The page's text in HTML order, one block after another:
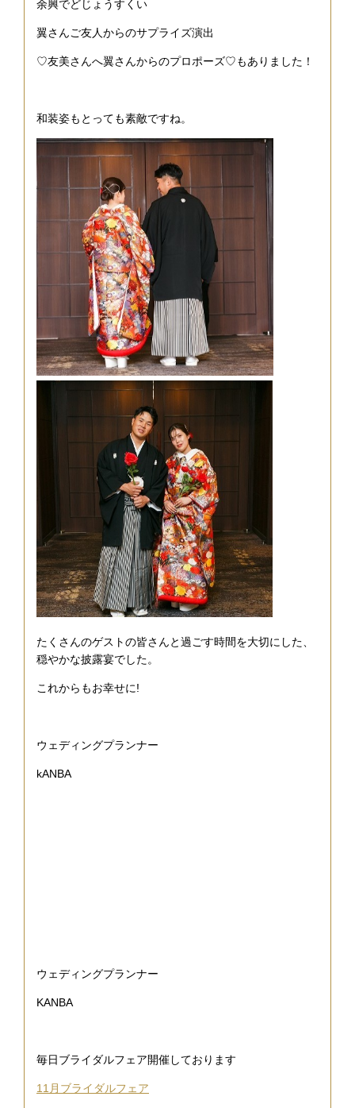
余興でどじょうすくい
翼さんご友人からのサプライズ演出
♡友美さんへ翼さんからのプロポーズ♡もありました！
和装姿もとっても素敵ですね。
たくさんのゲストの皆さんと過ごす時間を大切にした、
穏やかな披露宴でした。
これからもお幸せに!
ウェディングプランナー
kANBA
ウェディングプランナー
KANBA
毎日ブライダルフェア開催しております
11月ブライダルフェア